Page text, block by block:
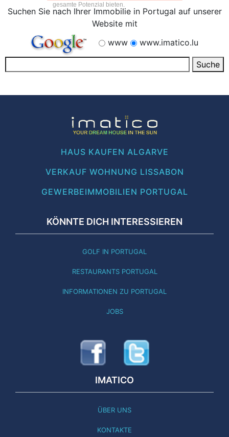
gesamte Potenzial bieten.
Suchen Sie nach Ihrer Immobilie in Portugal auf unserer
Website mit
www
www.imatico.lu
HAUS KAUFEN ALGARVE
VERKAUF WOHNUNG LISSABON
GEWERBEIMMOBILIEN PORTUGAL
KÖNNTE DICH INTERESSIEREN
GOLF IN PORTUGAL
RESTAURANTS PORTUGAL
INFORMATIONEN ZU PORTUGAL
JOBS
IMATICO
ÜBER UNS
KONTAKTE